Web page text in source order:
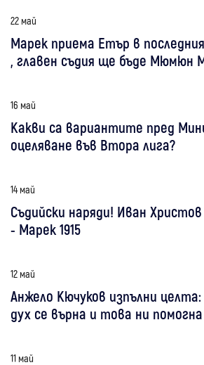
22 май
Марек приема Етър в последния
, главен съдия ще бъде Мюмюн
16 май
Какви са вариантите пред
оцеляване във Втора лига?
14 май
Съдийски наряди! Иван
- Марек 1915
12 май
Анжело Кючуков изпълни
дух се върна и това ни
11 май